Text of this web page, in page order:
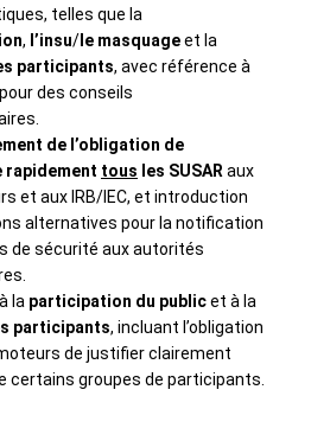
telles que la
, l’insu/ le masquageet la
participants, avec référence à
pour des conseils
de l’obligation de
tous les SUSARaux
et aux IRB/IEC, et introduction
alternatives pour la notification
de sécurité aux autorités
la participation du publicet à la
participants, incluant l’obligation
de justifier clairement
certains groupes de participants.